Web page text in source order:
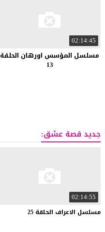
02:14:45
مسلسل المؤسس اورهان الحلقة
13
جديد قصة عشق:
02:14:55
مسلسل الاعراف الحلقة 25